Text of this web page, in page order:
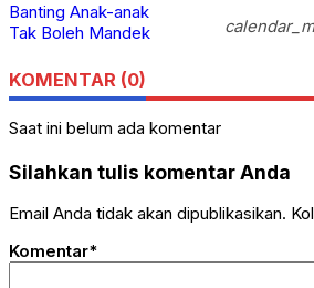
KOMENTAR (0)
Saat ini belum ada komentar
Silahkan tulis komentar Anda
Email Anda tidak akan dipublikasikan.
Komentar*